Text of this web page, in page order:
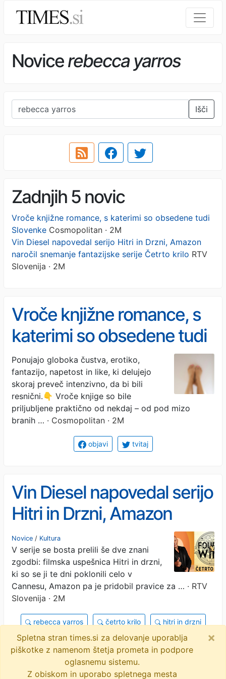
Novicerebecca yarros
Išči
Zadnjih 5 novic
Vroče knjižne romance, s katerimi so obsedene tudi
Slovenke Cosmopolitan · 2M
Vin Diesel napovedal serijo Hitri in Drzni, Amazon
naročil snemanje fantazijske serije Četrto krilo RTV
Slovenija · 2M
Vroče knjižne romance, s
katerimi so obsedene tudi
Slovenke
Ponujajo globoka čustva, erotiko,
fantazijo, napetost in like, ki delujejo
skoraj preveč intenzivno, da bi bili
resnični.👇 Vroče knjige so bile
priljubljene praktično od nekdaj – od pod mizo
branih … · Cosmopolitan · 2M
objavi tvitaj
Vin Diesel napovedal serijo
Hitri in Drzni, Amazon
naročil snemanje
fantazijske serije Četrto
krilo
Novice / Kultura
V serije se bosta prelili še dve znani
zgodbi: filmska uspešnica Hitri in drzni,
ki so se ji te dni poklonili celo v
Cannesu, Amazon pa je pridobil pravice za … · RTV
Slovenija · 2M
rebecca yarros četrto krilo hitri in drzni
amazon prime vin diesel objavi
tvitaj
Spletna stran times.si za delovanje uporablja
piškotke z namenom štetja prometa in podpore
oglasnemu sistemu.
Z obiskom in uporabo spletnega mesta
×